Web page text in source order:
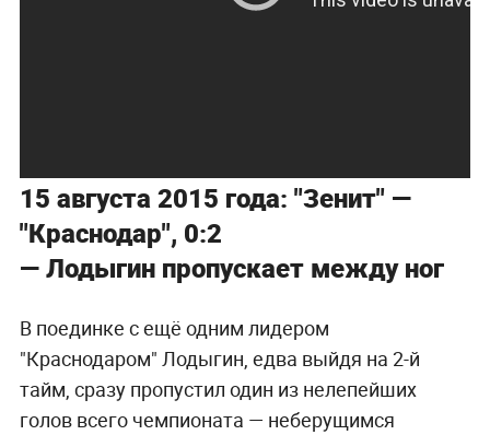
15 августа 2015 года: "Зенит" —
"Краснодар", 0:2
— Лодыгин пропускает между ног
В поединке с ещё одним лидером
"Краснодаром" Лодыгин, едва выйдя на 2-й
тайм, сразу пропустил один из нелепейших
голов всего чемпионата — неберущимся